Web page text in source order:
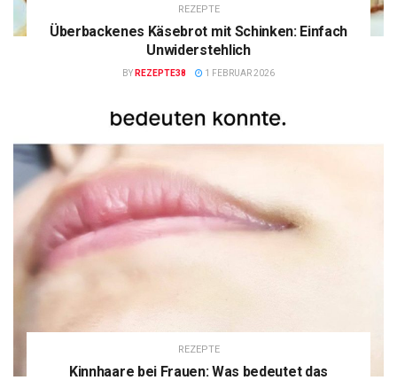
REZEPTE
Überbackenes Käsebrot mit Schinken: Einfach
Unwiderstehlich
BY REZEPTE38 1 FEBRUAR 2026
REZEPTE
Kinnhaare bei Frauen: Was bedeutet das